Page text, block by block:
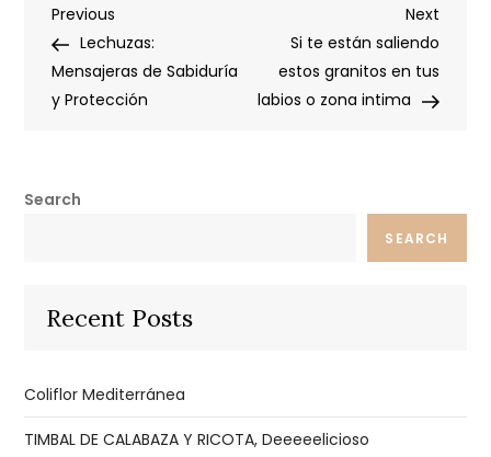
Post
navigation
Previous
Post
Previous
Lechuzas:
Mensajeras de Sabiduría
y Protección
Next
Post
Next
Si te están saliendo
estos granitos en tus
labios o zona intima
Search
SEARCH
Recent Posts
Coliflor Mediterránea
TIMBAL DE CALABAZA Y RICOTA, Deeeeelicioso